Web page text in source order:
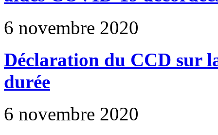
6 novembre 2020
Déclaration du CCD sur
durée
6 novembre 2020